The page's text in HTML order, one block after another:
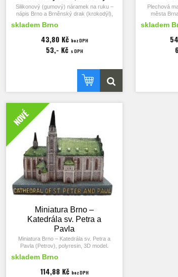
Silikonový (gumový) náramek na ruku –
nápis Brno a Brněnský drak (krokodýl),
šířka 12 mm a tloušťka 2 mm.
skladem Brno
43,80 Kč bez DPH
53,- Kč s DPH
Plechová
města
U
U Čtyř
(Atlantů),
Brno
skladem
NOVÉ
Miniatura Brno –
Katedrála sv. Petra a
Pavla
Miniatura Brno – Katedrála sv. Petra a
Pavla (Petrov), polyresin, 3D model.
Rozměry 65x30x55mm.
skladem Brno
114,88 Kč bez DPH